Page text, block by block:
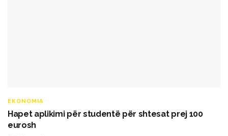
EKONOMIA
Hapet aplikimi për studentë për shtesat prej 100
eurosh